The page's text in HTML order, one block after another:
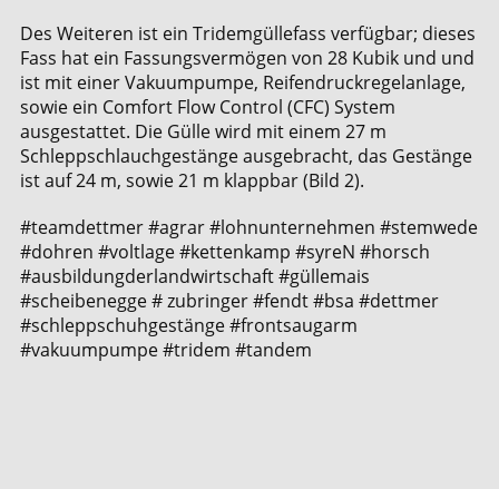
Des Weiteren ist ein Tridemgüllefass verfügbar; dieses
Fass hat ein Fassungsvermögen von 28 Kubik und und
ist mit einer Vakuumpumpe, Reifendruckregelanlage,
sowie ein Comfort Flow Control (CFC) System
ausgestattet. Die Gülle wird mit einem 27 m
Schleppschlauchgestänge ausgebracht, das Gestänge
ist auf 24 m, sowie 21 m klappbar (Bild 2).
#teamdettmer #agrar #lohnunternehmen #stemwede
#dohren #voltlage #kettenkamp #syreN #horsch
#ausbildungderlandwirtschaft #güllemais
#scheibenegge # zubringer #fendt #bsa #dettmer
#schleppschuhgestänge #frontsaugarm
#vakuumpumpe #tridem #tandem